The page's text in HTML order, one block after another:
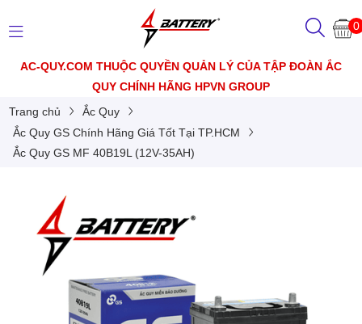
0
AC-QUY.COM THUỘC QUYỀN QUẢN LÝ CỦA TẬP ĐOÀN ẮC
QUY CHÍNH HÃNG HPVN GROUP
Trang chủ
Ắc Quy
Ắc Quy GS Chính Hãng Giá Tốt Tại TP.HCM
Ắc Quy GS MF 40B19L (12V-35AH)